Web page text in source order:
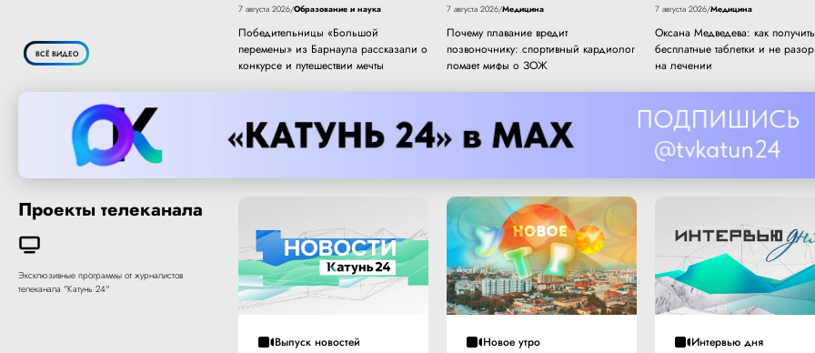
ВСЁ ВИДЕО
7 августа 2026/Образование и наука
Победительницы «Большой
перемены» из Барнаула рассказали о
конкурсе и путешествии мечты
7 августа 2026/Медицина
Почему плавание вредит
позвоночнику: спортивный кардиолог
ломает мифы о ЗОЖ
7 августа 2026/Медицина
Оксана Медведева: как получить
бесплатные таблетки и не
на лечении
Проекты телеканала
Эксклюзивные программы от журналистов
телеканала "Катунь 24"
Выпуск новостей Новое утро Интервью дня